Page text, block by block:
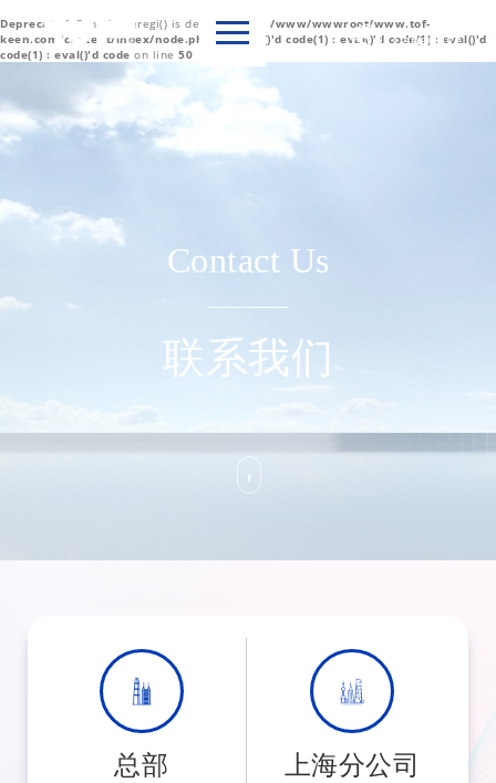
Deprecated : Function eregi() is deprecated in /www/wwwroot/www.tof-
keen.com/content/index/node.php(1) : eval()'d code(1) : eval()'d code(1) : eval()'d
code(1) : eval()'d code on line 50
 Language
Contact Us
联系我们
总部 上海分公司